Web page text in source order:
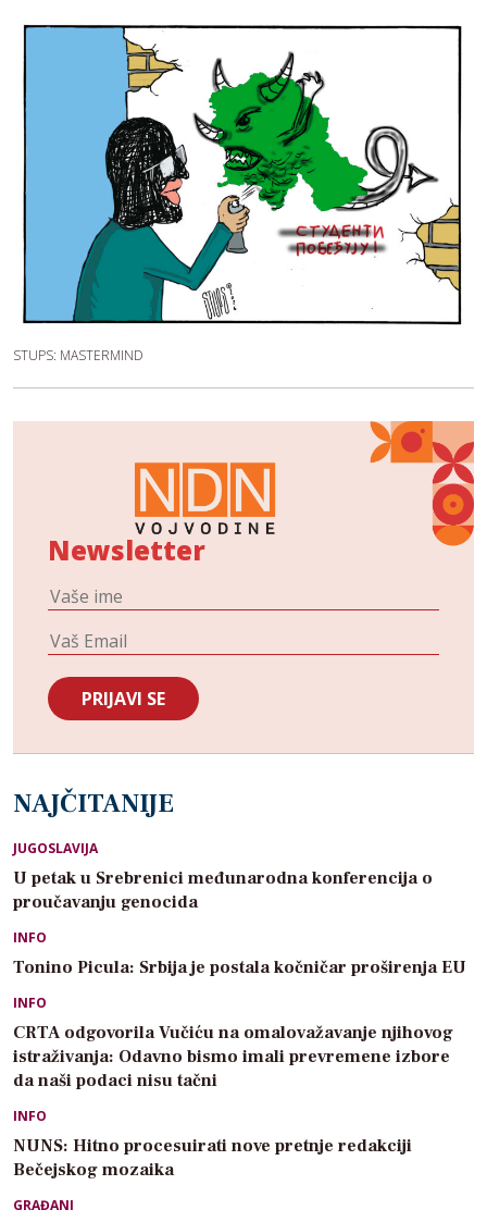
STUPS: MASTERMIND
Newsletter
NAJČITANIJE
JUGOSLAVIJA
U petak u Srebrenici međunarodna konferencija o
proučavanju genocida
INFO
Tonino Picula: Srbija je postala kočničar proširenja EU
INFO
CRTA odgovorila Vučiću na omalovažavanje njihovog
istraživanja: Odavno bismo imali prevremene izbore
da naši podaci nisu tačni
INFO
NUNS: Hitno procesuirati nove pretnje redakciji
Bečejskog mozaika
GRAĐANI